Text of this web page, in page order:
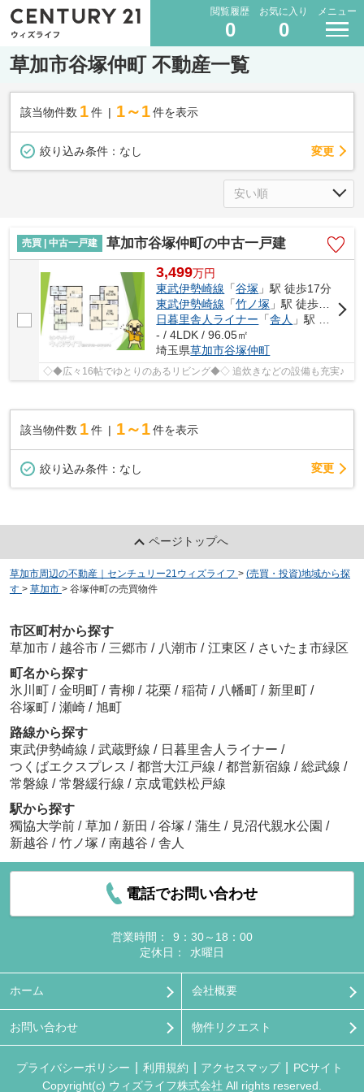
閲覧履歴
0
お気に入り
0
メニュー
草加市谷塚仲町 不動産一覧
該当物件数 1件 1～1 件を表示
絞り込み条件： なし 変更
売買 | 中古一戸建 草加市谷塚仲町の中古一戸建
3,499万円
東武伊勢崎線 「谷塚 」駅 徒歩17分
東武伊勢崎線 「竹ノ塚 」駅 徒歩26分
日暮里舎人ライナー 「舎人 」駅 徒歩34分
- / 4LDK / 96.05㎡
埼玉県草加市谷塚仲町
◇◆広々16帖でゆとりのあるリビング◆◇ 追炊きなどの設備も充実♪
該当物件数 1件 1～1 件を表示
絞り込み条件： なし 変更
ページトップへ
草加市周辺の不動産｜センチュリー21ウィズライフ > (売買・投資)地域から探
す > 草加市 > 谷塚仲町の売買物件
市区町村から探す
草加市 / 越谷市 / 三郷市 / 八潮市 / 江東区 / さいたま市緑区
町名から探す
氷川町 / 金明町 / 青柳 / 花栗 / 稲荷 / 八幡町 / 新里町 /
谷塚町 / 瀬崎 / 旭町
路線から探す
東武伊勢崎線 / 武蔵野線 / 日暮里舎人ライナー /
つくばエクスプレス / 都営大江戸線 / 都営新宿線 / 総武線 /
常磐線 / 常磐緩行線 / 京成電鉄松戸線
駅から探す
獨協大学前 / 草加 / 新田 / 谷塚 / 蒲生 / 見沼代親水公園 /
新越谷 / 竹ノ塚 / 南越谷 / 舎人
電話でお問い合わせ
営業時間：
9：30～18：00
定休日：
水曜日
ホーム 会社概要
お問い合わせ 物件リクエスト
プライバシーポリシー 利用規約 アクセスマップ
PCサイト
Copyright(c) ウィズライフ株式会社 All rights reserved.